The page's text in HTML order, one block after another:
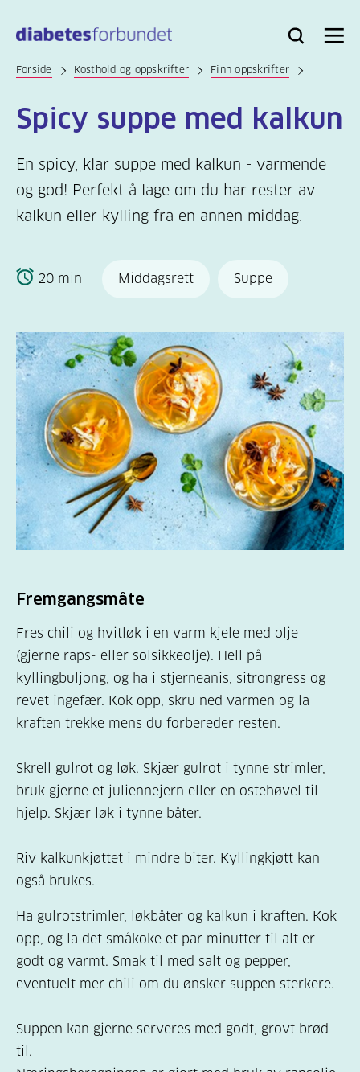
hovedinnhold
Bli
Logg
Søk Meny
Forside Kosthold og oppskrifter Finn oppskrifter
Spicy suppe med kalkun
En spicy, klar suppe med kalkun - varmende
og god! Perfekt å lage om du har rester av
kalkun eller kylling fra en annen middag.
20 min Middagsrett Suppe
Fremgangsmåte
Fres chili og hvitløk i en varm kjele med olje
(gjerne raps- eller solsikkeolje). Hell på
kyllingbuljong, og ha i stjerneanis, sitrongress og
revet ingefær. Kok opp, skru ned varmen og la
kraften trekke mens du forbereder resten.
Skrell gulrot og løk. Skjær gulrot i tynne strimler,
bruk gjerne et juliennejern eller en ostehøvel til
hjelp. Skjær løk i tynne båter.
Riv kalkunkjøttet i mindre biter. Kyllingkjøtt kan
også brukes.
Ha gulrotstrimler, løkbåter og kalkun i kraften. Kok
opp, og la det småkoke et par minutter til alt er
godt og varmt. Smak til med salt og pepper,
eventuelt mer chili om du ønsker suppen sterkere.
Suppen kan gjerne serveres med godt, grovt brød
til.